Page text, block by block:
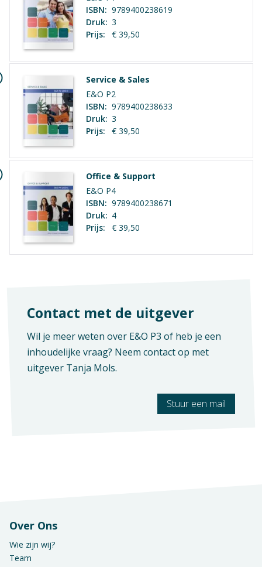
Context
Vmbo: Economie & ondernemen
Vak
Praktijkvak
Verschijningsvorm
E+Boek
Aantal pagina's
281
ISBN: 9789400238619
Druk: 3
Prijs:
€ 39,50
Service & Sales
E&O P2
ISBN: 9789400238633
Druk: 3
Prijs:
€ 39,50
Office & Support
E&O P4
ISBN: 9789400238671
Druk: 4
Prijs:
€ 39,50
Contact met de uitgever
Wil je meer weten over E&O P3 of heb je een
inhoudelijke vraag? Neem contact op met
uitgever Tanja Mols.
Stuur een mail
Over Ons
Wie zijn wij?
Team